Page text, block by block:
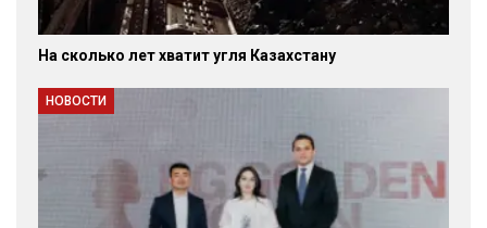
На сколько лет хватит угля Казахстану
НОВОСТИ